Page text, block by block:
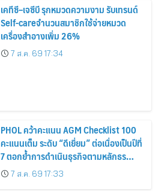
เคทีซี–เจซีบี รุกหมวดความงาม รับเทรนด์
Self-careจำนวนสมาชิกใช้จ่ายหมวด
เครื่องสำอางเพิ่ม 26%
7 ส.ค. 69 17:34
PHOL คว้าคะแนน AGM Checklist 100
คะแนนเต็ม ระดับ “ดีเยี่ยม” ต่อเนื่องเป็นปีที่
7 ตอกย้ำการดำเนินธุรกิจตามหลักธร
รมาภิบาล โปร่งใส สร้างความเชื่อมั่นผู้ถือ
หุ้น
7 ส.ค. 69 17:33